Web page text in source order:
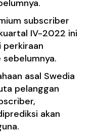
subscriber
IV-2022 ini
perkiraan
asal Swedia
pelanggan
akan